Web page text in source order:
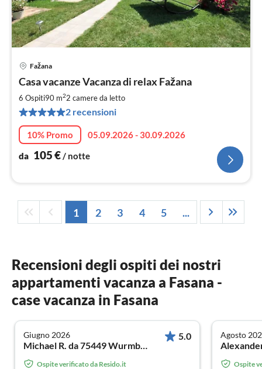
Fažana
Casa vacanze Vacanza di relax Fažana
6 Ospiti90 m22 camere da letto
2 recensioni
10% Promo
05.09.2026 - 30.09.2026
da 105€/ notte
1 2 3 4 5 ...
Recensioni degli ospiti dei nostri
appartamenti vacanza a Fasana -
case vacanza in Fasana
Giugno 2026
Michael R. da 75449 Wurmberg
5.0
Ospite verificato da Resido.it
Agosto
Ospite